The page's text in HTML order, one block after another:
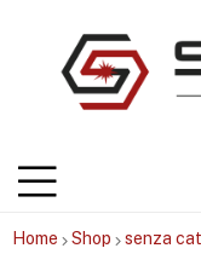
Home Shop senza